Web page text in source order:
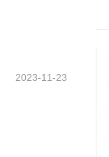
2023-11-23